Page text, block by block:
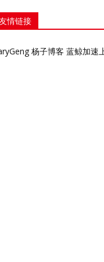
情链接
杨子博客 蓝鲸加速